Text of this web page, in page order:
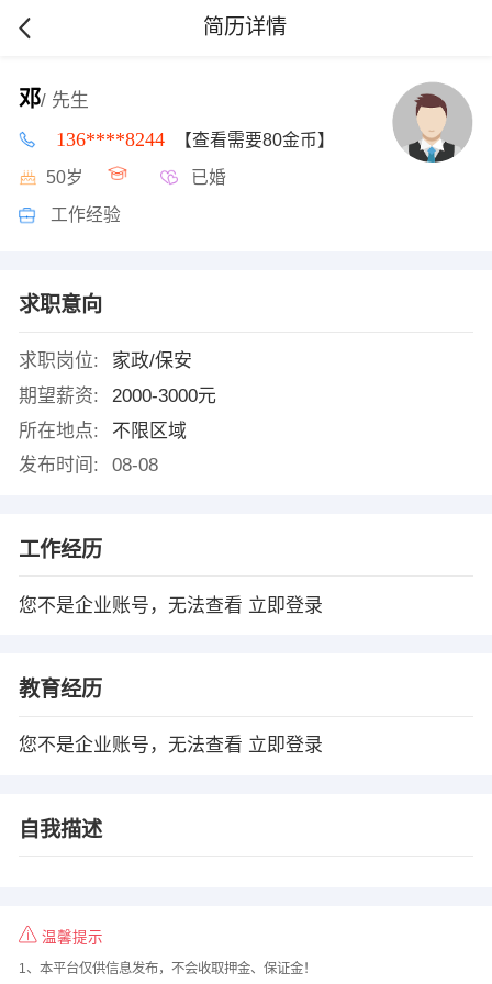
简历详情
邓/ 先生
136****8244 【查看需要80金币】
50岁 已婚
工作经验
求职意向
求职岗位:
家政/保安
期望薪资:
2000-3000元
所在地点:
不限区域
发布时间:
08-08
工作经历
您不是企业账号，无法查看 立即登录
教育经历
您不是企业账号，无法查看 立即登录
自我描述
温馨提示
1、本平台仅供信息发布，不会收取押金、保证金！